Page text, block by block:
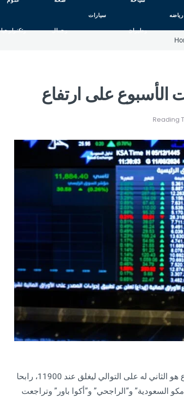
رياضه
وطيران
سيارات
وجمال وتكنولوجيا
على ارتفاع
استهل مؤشر “تاسي” تعاملات الأسبوع الجاري على ارتفاع هو الثاني له على التوالي ليغلق عند 11900، رابحا
السعودية” و”الراجحي” و”أكوا باور” وتراجعت